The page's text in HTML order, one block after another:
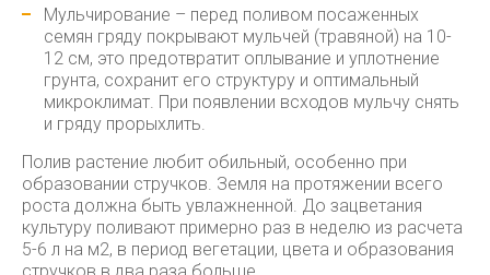
Мульчирование – перед поливом посаженных
семян гряду покрывают мульчей (травяной) на 10-
12 см, это предотвратит оплывание и уплотнение
грунта, сохранит его структуру и оптимальный
микроклимат. При появлении всходов мульчу снять
и гряду прорыхлить.
Полив растение любит обильный, особенно при
образовании стручков. Земля на протяжении всего
роста должна быть увлажненной. До зацветания
культуру поливают примерно раз в неделю из расчета
5-6 л на м2, в период вегетации, цвета и образования